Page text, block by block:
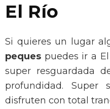
El Río
Si quieres un lugar
peques puedes ir a
super resguardada
profundidad. Super
disfruten con total